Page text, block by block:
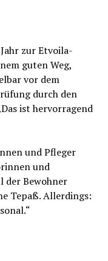
zur Etvoila-
guten Weg,
vor dem
durch den
ist hervorragend
und Pfleger
und
der Bewohner
Tepaß. Allerdings: